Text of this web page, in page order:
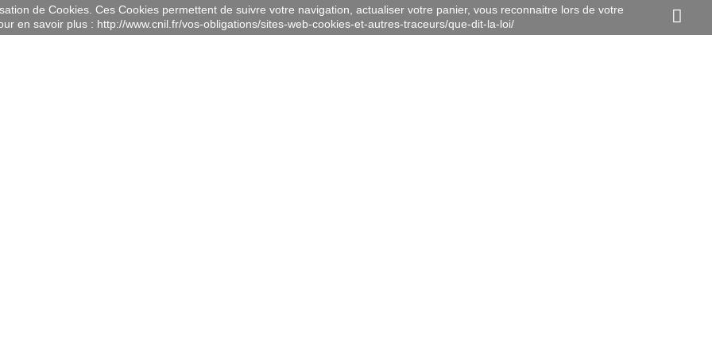
de Cookies. Ces Cookies permettent de suivre votre navigation, actualiser votre panier, vous reconnaitre lors de votre
en savoir plus : http://www.cnil.fr/vos-obligations/sites-web-cookies-et-autres-traceurs/que-dit-la-loi/